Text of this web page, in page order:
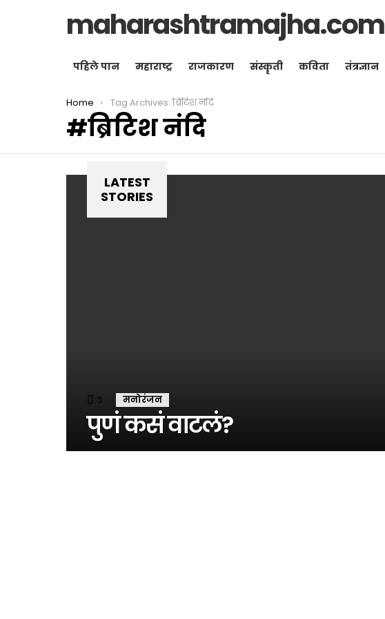
maharashtramajha.com
पहिले पान महाराष्ट्र राजकारण संस्कॄती कविता तंत्रज्ञान
You are here:
Home Tag Archives: ब्रिटिश नंदि
ब्रिटिश नंदि
LATEST
STORIES
3 Comments
मनोरंजन
पुणं कसं वाटलं?